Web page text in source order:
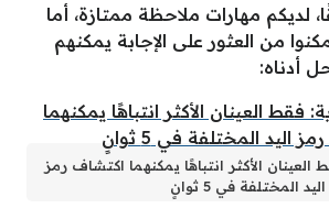
لديكم مهارات ملاحظة ممتازة، أما
من العثور على الإجابة يمكنهم
أدناه:
العينان الأكثر انتباهًا يمكنهما اكتشاف رمز
اليد المختلفة في 5 ثوانٍ